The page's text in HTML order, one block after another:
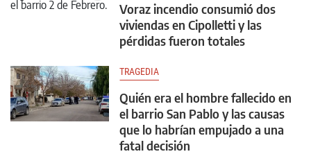
Voraz incendio consumió dos
viviendas en Cipolletti y las
pérdidas fueron totales
TRAGEDIA
Quién era el hombre fallecido en
el barrio San Pablo y las causas
que lo habrían empujado a una
fatal decisión